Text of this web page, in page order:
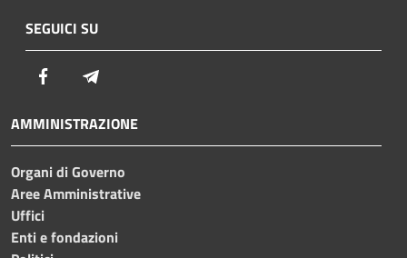
SEGUICI SU
Facebook
AMMINISTRAZIONE
Organi di Governo
Aree Amministrative
Uffici
Enti e fondazioni